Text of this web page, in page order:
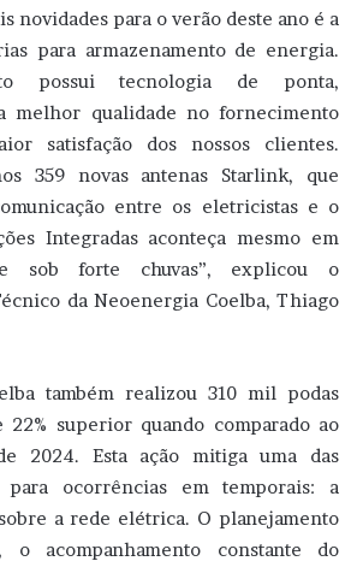
novidades para o verão deste ano é a
para armazenamento de energia.
possui tecnologia de ponta,
melhor qualidade no fornecimento
satisfação dos nossos clientes.
359 novas antenas Starlink, que
entre os eletricistas e o
Integradas aconteça mesmo em
sob forte chuvas”, explicou o
da Neoenergia Coelba, Thiago
também realizou 310 mil podas
22% superior quando comparado ao
2024. Esta ação mitiga uma das
para ocorrências em temporais: a
a rede elétrica. O planejamento
o acompanhamento constante do